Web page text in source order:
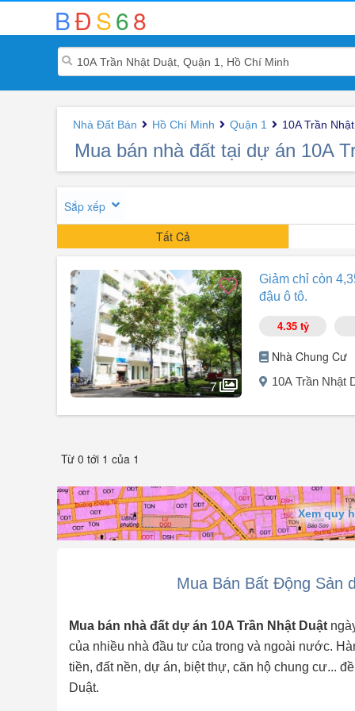
BĐS68
Nhà Đất Bán Hồ Chí Minh Quận 1 10A Trần
Mua bán nhà đất tại dự án 10A
Sắp xếp
Tất Cả
7
Giảm chỉ còn
đậu ô tô.
4.35 tỷ
Nhà Chung Cư
10A Trần Nhật
Vị trí: Chung cư 10A Trần Nhật Duật, Phường Tân Định,
Diện tích: 68m².
Kết cấu:
2 phòng ngủ, 1 WC
Bàn giao nhà trống, dễ dàng thiết kế theo phong cách
Có thang máy
Có chỗ đậu xe ô tô
Sổ hồng riêng, pháp lý chuẩn, công chứng nhanh
Nằm ...
Từ 0 tới 1 của 1
Xem quy
Mua Bán Bất Động Sản
Mua bán nhà đất dự án 10A Trần Nhật Duật
của nhiều nhà đầu tư của trong và ngoài nước.
tiền, đất nền, dự án, biệt thự, căn hộ chung cư...
Duật.